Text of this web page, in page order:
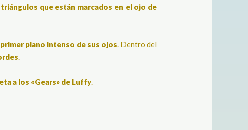
que están marcados en el ojo de
primer plano intenso de sus ojos. Dentro del
.
a los «Gears» de Luffy.